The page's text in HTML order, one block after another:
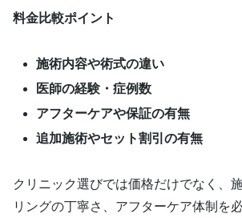
料金比較ポイント
施術内容や術式の違い
医師の経験・症例数
アフターケアや保証の有無
追加施術やセット割引の有無
クリニック選びでは価格だけでなく、
リングの丁寧さ、アフターケア体制を